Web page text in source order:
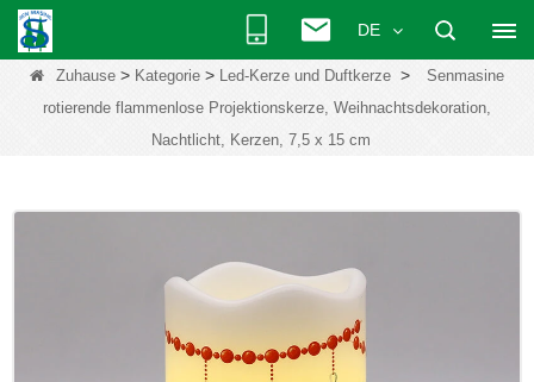
DE
Zuhause > Kategorie > Led-Kerze und Duftkerze >
Senmasine
rotierende flammenlose Projektionskerze, Weihnachtsdekoration,
Nachtlicht, Kerzen, 7,5 x 15 cm